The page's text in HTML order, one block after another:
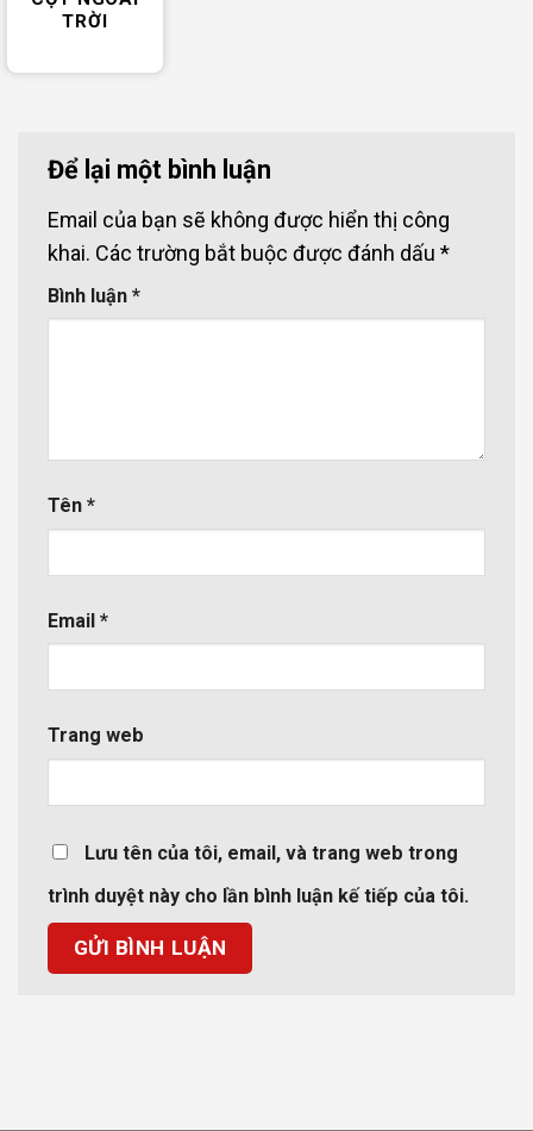
TRỜI
Để lại một bình luận
Email của bạn sẽ không được hiển thị công
khai. Các trường bắt buộc được đánh dấu *
Bình luận *
Tên *
Email *
Trang web
Lưu tên của tôi, email, và trang web trong
trình duyệt này cho lần bình luận kế tiếp của tôi.